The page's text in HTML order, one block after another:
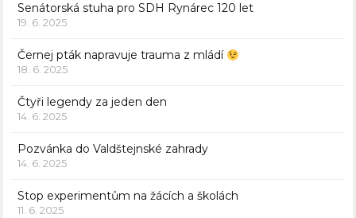
Senátorská stuha pro SDH Rynárec 120 let
19. 6. 2025
Černej pták napravuje trauma z mládí
18. 6. 2025
Čtyři legendy za jeden den
14. 6. 2025
Pozvánka do Valdštejnské zahrady
14. 6. 2025
Stop experimentům na žácích a školách
11. 6. 2025